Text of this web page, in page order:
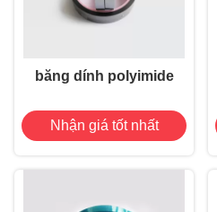
băng dính polyimide
Nhận giá tốt nhất